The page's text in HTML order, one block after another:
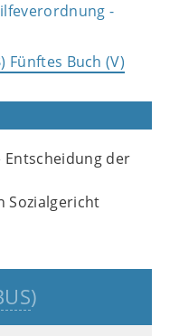
-
Fünftes Buch (V)
der
Sozialgericht
)